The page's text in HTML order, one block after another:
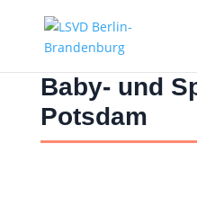
Baby- und
Potsdam